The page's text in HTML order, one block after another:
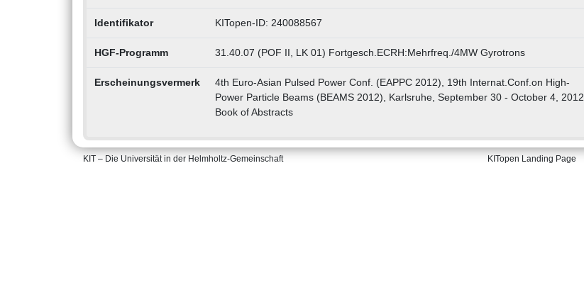
Identifikator KITopen-ID: 240088567
HGF-Programm 31.40.07 (POF II, LK 01) Fortgesch.ECRH:Mehrfreq./4MW Gyrotrons
Erscheinungsvermerk
4th Euro-Asian Pulsed Power Conf. (EAPPC 2012), 19th Internat.Conf.on High-
Power Particle Beams (BEAMS 2012), Karlsruhe, September 30 - October 4, 2012
Book of Abstracts
KIT – Die Universität in der Helmholtz-Gemeinschaft KITopen Landing Page